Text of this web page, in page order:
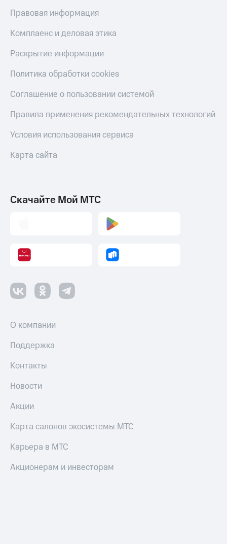
Правовая информация
Комплаенс и деловая этика
Раскрытие информации
Политика обработки cookies
Соглашение о пользовании системой
Правила применения рекомендательных технологий
Условия использования сервиса
Карта сайта
Скачайте Мой МТС
О компании
Поддержка
Контакты
Новости
Акции
Карта салонов экосистемы МТС
Карьера в МТС
Акционерам и инвесторам